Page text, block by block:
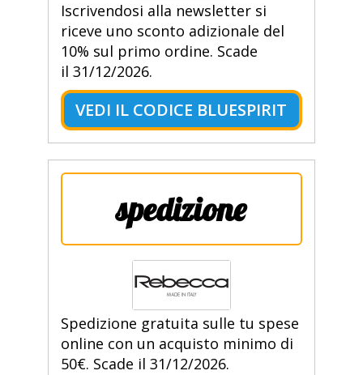
Iscrivendosi alla newsletter si
riceve uno sconto adizionale del
10% sul primo ordine. Scade
il 31/12/2026.
VEDI IL CODICE BLUESPIRIT
spedizione
Spedizione gratuita sulle tu spese
online con un acquisto minimo di
50€. Scade il 31/12/2026.